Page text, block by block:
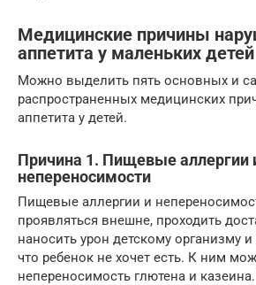
Медицинские причины
аппетита у маленьких детей
Можно выделить пять основных и
распространенных медицинских
аппетита у детей.
Причина 1. Пищевые аллергии
непереносимости
Пищевые аллергии и
проявляться внешне, проходить
наносить урон детскому организму
что ребенок не хочет есть. К ним
непереносимость глютена и